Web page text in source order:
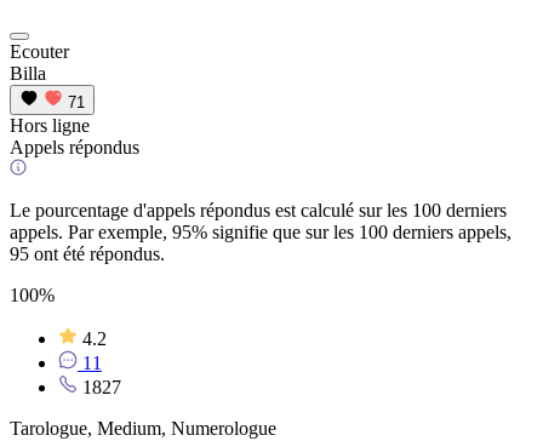
Ecouter
Billa
71
Hors ligne
Appels répondus
Le pourcentage d'appels répondus est calculé sur les 100 derniers
appels. Par exemple, 95% signifie que sur les 100 derniers appels,
95 ont été répondus.
100%
4.2
11
1827
Tarologue, Medium, Numerologue